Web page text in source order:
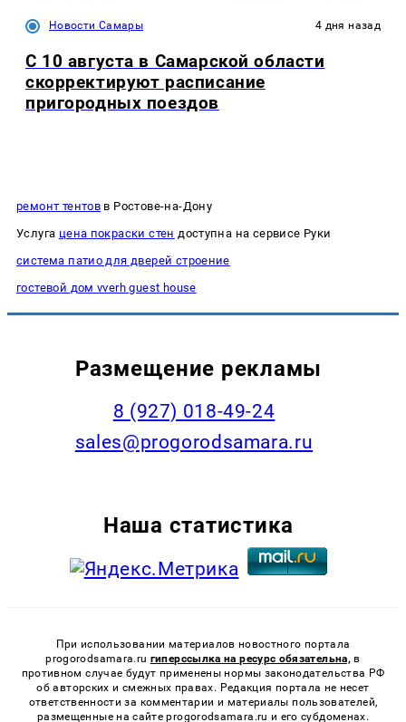
Новости Самары 4 дня назад
С 10 августа в Самарской области
скорректируют расписание
пригородных поездов
ремонт тентов в Ростове-на-Дону
Услуга цена покраски стен доступна на сервисе Руки
система патио для дверей строение
гостевой дом vverh guest house
Размещение рекламы
8 (927) 018-49-24
sales@progorodsamara.ru
Наша статистика
При использовании материалов новостного портала
progorodsamara.ru гиперссылка на ресурс обязательна, в
противном случае будут применены нормы законодательства РФ
об авторских и смежных правах. Редакция портала не несет
ответственности за комментарии и материалы пользователей,
размещенные на сайте progorodsamara.ru и его субдоменах.